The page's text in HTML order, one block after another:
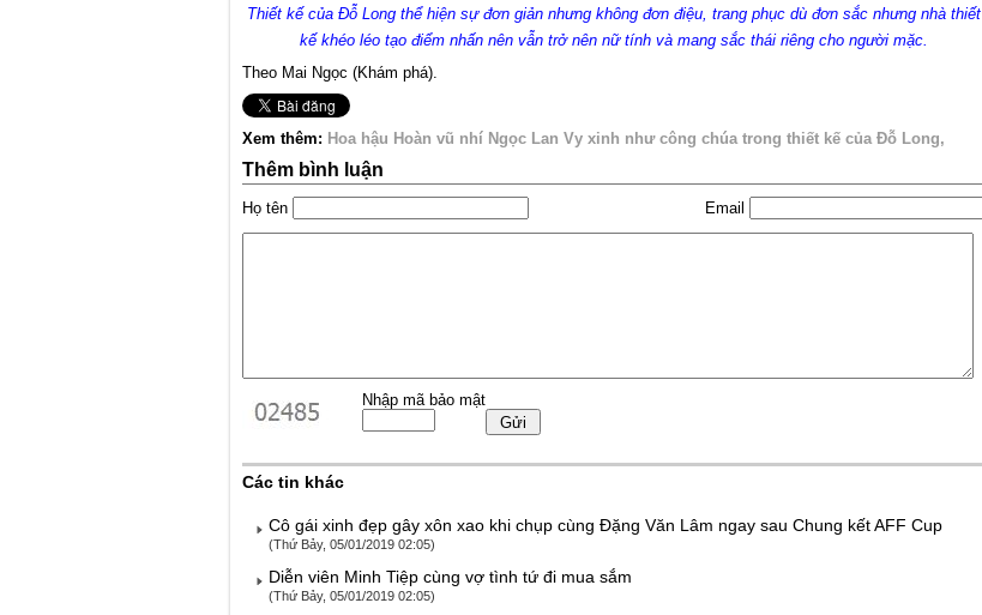
Thiết kế của Đỗ Long thể hiện sự đơn giản nhưng không đơn điệu, trang phục dù đơn sắc nhưng nhà thiết
kế khéo léo tạo điểm nhấn nên vẫn trở nên nữ tính và mang sắc thái riêng cho người mặc.
Theo Mai Ngọc (Khám phá).
Xem thêm: Hoa hậu Hoàn vũ nhí Ngọc Lan Vy xinh như công chúa trong thiết kế của Đỗ Long
Thêm bình luận
Họ tên Email
Nhập mã bảo mật
Các tin khác
Cô gái xinh đẹp gây xôn xao khi chụp cùng Đặng Văn Lâm ngay sau Chung kết AFF Cup
(Thứ Bảy, 05/01/2019 02:05)
Diễn viên Minh Tiệp cùng vợ tình tứ đi mua sắm
(Thứ Bảy, 05/01/2019 02:05)